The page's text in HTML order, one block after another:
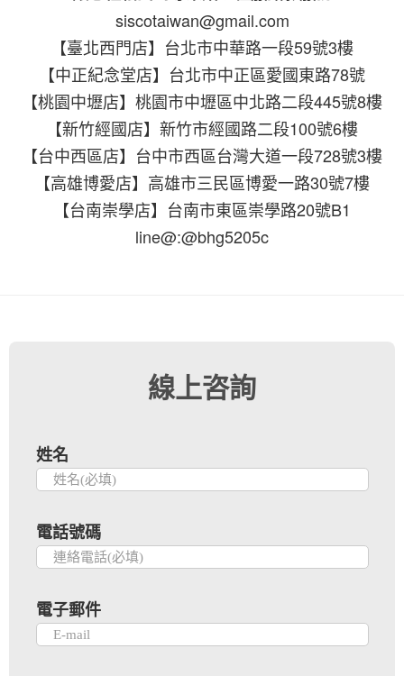
siscotaiwan@gmail.com
【臺北西門店】台北市中華路一段59號3樓
【中正紀念堂店】台北市中正區愛國東路78號
【桃園中壢店】桃園市中壢區中北路二段445號8樓
【新竹經國店】新竹市經國路二段100號6樓
【台中西區店】台中市西區台灣大道一段728號3樓
【高雄博愛店】高雄市三民區博愛一路30號7樓
【台南崇學店】台南市東區崇學路20號B1
line@:@bhg5205c
線上咨詢
姓名
電話號碼
電子郵件